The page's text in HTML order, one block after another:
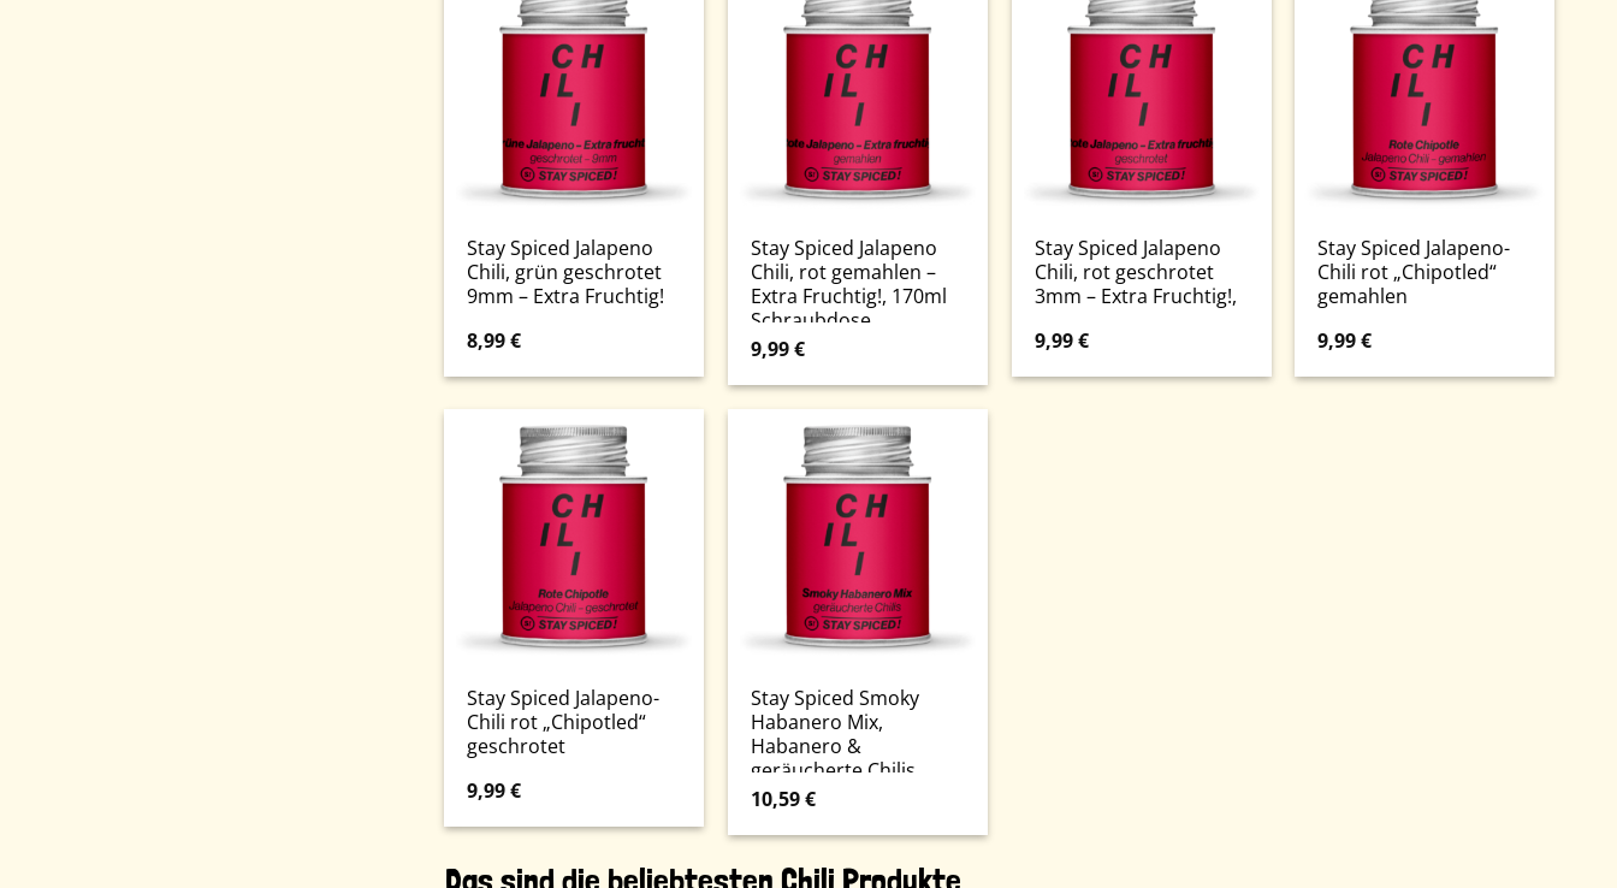
Stay Spiced Jalapeno
Chili, grün geschrotet
9mm – Extra Fruchtig!
8,99€
Stay Spiced Jalapeno
Chili, rot gemahlen –
Extra Fruchtig!, 170ml
Schraubdose
9,99€
Stay Spiced Jalapeno
Chili, rot geschrotet
3mm – Extra Fruchtig!,
9,99€
Stay Spiced Jalapeno-
Chili rot „Chipotled“
gemahlen
9,99€
Stay Spiced Jalapeno-
Chili rot „Chipotled“
geschrotet
9,99€
Stay Spiced Smoky
Habanero Mix,
Habanero &
geräucherte Chilis
10,59€